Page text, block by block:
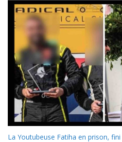
La Youtubeuse Fatiha en prison, fini